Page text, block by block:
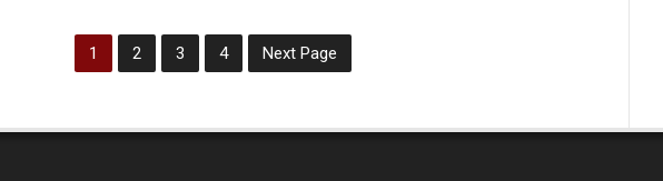
1 2 3 4 Next Page